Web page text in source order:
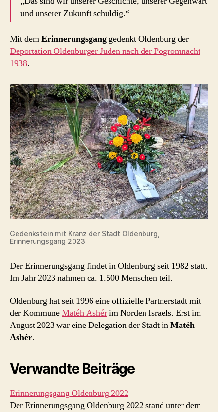
und unserer Zukunft schuldig.“
Mit demErinnerungsgang gedenkt Oldenburg der
Deportation Oldenburger Juden nach der Pogromnacht
1938.
Gedenkstein mit Kranz der Stadt Oldenburg,
Erinnerungsgang 2023
Der Erinnerungsgang findet in Oldenburg seit 1982 statt.
Im Jahr 2023 nahmen ca. 1.500 Menschen teil.
Oldenburg hat seit 1996 eine offizielle Partnerstadt mit
der KommuneMatéh Ashérim Norden Israels. Erst im
August 2023 war eine Delegation der Stadt inMatéh
Ashér.
Verwandte Beiträge
Erinnerungsgang Oldenburg 2022
Der Erinnerungsgang Oldenburg 2022 stand unter dem